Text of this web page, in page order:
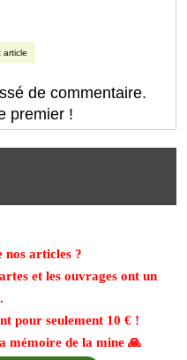
nos articles ?
et les ouvrages ont un
pour seulement 10 €!
mémoire de la mine 🙏
article
de commentaire.
premier !